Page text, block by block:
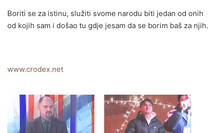
Boriti se za istinu, služiti svome narodu biti jedan od onih
od kojih sam i došao tu gdje jesam da se borim baš za njih.
www.crodex.net